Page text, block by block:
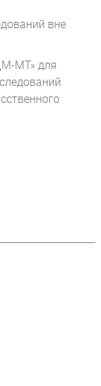
вне
МТ» для